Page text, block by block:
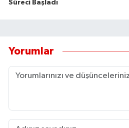
Süreci Başladı
Yorumlar